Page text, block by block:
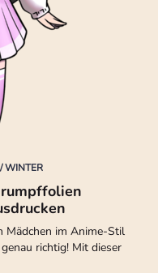
WINTER
Mädchen im Anime-Stil
richtig! Mit dieser